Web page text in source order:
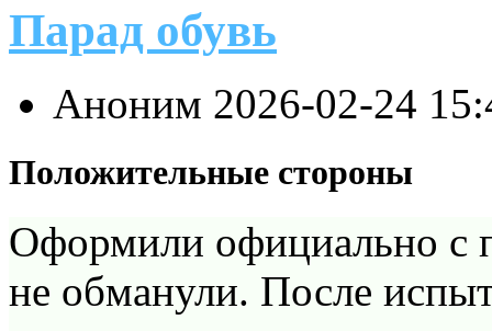
Парад обувь
Аноним 2026-02-24
Положительные стороны
Оформили официально с
не обманули. После